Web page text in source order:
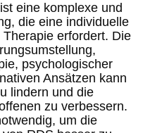
eine komplexe und
die eine individuelle
erfordert. Die
psychologischer
Ansätzen kann
lindern und die
zu verbessern.
um die